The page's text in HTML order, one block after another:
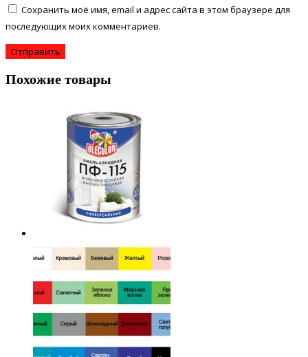
Сохранить моё имя, email и адрес сайта в этом браузере для
последующих моих комментариев.
Похожие товары